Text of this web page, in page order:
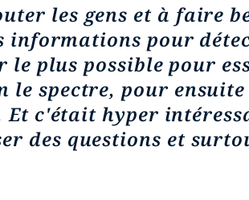
les gens et à faire
pour
le plus possible pour
spectre, pour
c'était hyper
des questions et